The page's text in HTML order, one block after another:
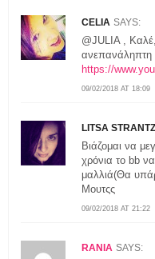
CELIA SAYS:
09/02/2018 AT 18:09
@JULIA ,
ανεπανάληπτη
https://
LITSA
09/02/2018 AT 21:22
Βιάζομαι να
χρόνια το bb
μαλλιά(Θα
Μουτςς
RANIA SAYS: